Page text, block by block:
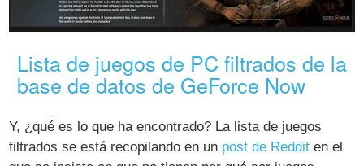
Lista de juegos de PC filtrados de la
base de datos de GeForce Now
Y, ¿qué es lo que ha encontrado? La lista de juegos
filtrados se está recopilando en un post de Reddit en el